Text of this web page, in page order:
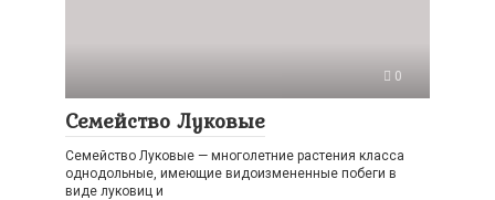
0
Семейство Луковые
Семейство Луковые — многолетние растения класса
однодольные, имеющие видоизмененные побеги в
виде луковиц и